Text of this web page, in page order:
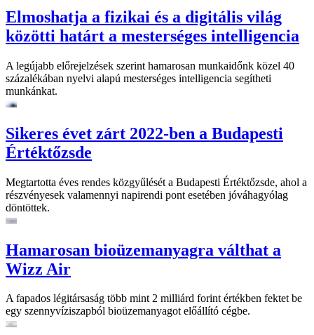
Elmoshatja a fizikai és a digitális világ
közötti határt a mesterséges intelligencia
A legújabb előrejelzések szerint hamarosan munkaidőnk közel 40
százalékában nyelvi alapú mesterséges intelligencia segítheti
munkánkat.
Sikeres évet zárt 2022-ben a Budapesti
Értéktőzsde
Megtartotta éves rendes közgyűlését a Budapesti Értéktőzsde, ahol a
részvényesek valamennyi napirendi pont esetében jóváhagyólag
döntöttek.
Hamarosan bioüzemanyagra válthat a
Wizz Air
A fapados légitársaság több mint 2 milliárd forint értékben fektet be
egy szennyvíziszapból bioüzemanyagot előállító cégbe.